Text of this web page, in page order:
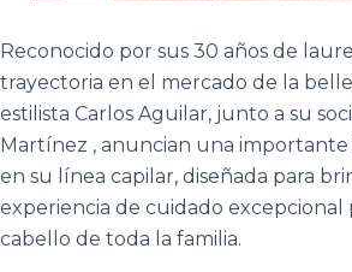
Reconocido por sus 30 años de
trayectoria en el mercado de la
estilista Carlos Aguilar, junto a su
Martínez , anuncian una importante
en su línea capilar, diseñada para
experiencia de cuidado excepcional
cabello de toda la familia.